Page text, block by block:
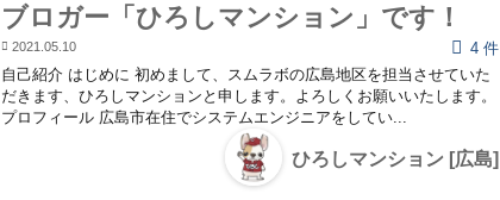
ブロガー「ひろしマンション」です！
2021.05.10
4 件
自己紹介 はじめに 初めまして、スムラボの広島地区を担当させていた
だきます、ひろしマンションと申します。よろしくお願いいたします。
プロフィール 広島市在住でシステムエンジニアをしてい...
ひろしマンション [広島]